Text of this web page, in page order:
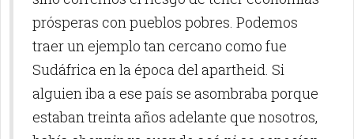
prósperas con pueblos pobres. Podemos
traer un ejemplo tan cercano como fue
Sudáfrica en la época del apartheid. Si
alguien iba a ese país se asombraba porque
estaban treinta años adelante que nosotros,